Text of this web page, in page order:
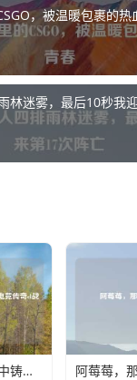
，被温暖包裹的热
林迷雾，最后10秒我
CL战队，在虚拟战火中铸就不朽的电竞传奇cl战队石头